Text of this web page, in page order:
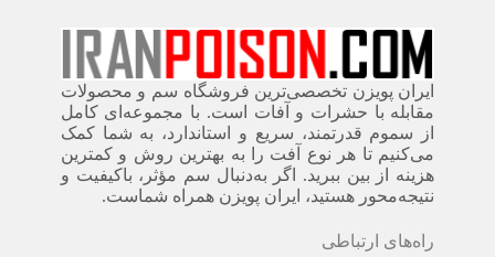
ایران پویزن تخصصی‌ترین فروشگاه سم و محصولات
مقابله با حشرات و آفات است. با مجموعه‌ای کامل
از سموم قدرتمند، سریع‌ و استاندارد، به شما کمک
می‌کنیم تا هر نوع آفت را به بهترین روش و کمترین
هزینه از بین ببرید. اگر به‌دنبال سم مؤثر، باکیفیت و
نتیجه‌محور هستید، ایران پویزن همراه شماست.
راه‌های ارتباطی